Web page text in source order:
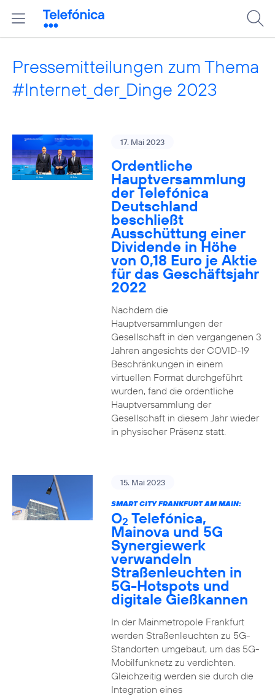
Pressemitteilungen zum Thema
#Internet_der_Dinge 2023
17. Mai 2023
Ordentliche
Hauptversammlung
der Telefónica
Deutschland
beschließt
Ausschüttung einer
Dividende in Höhe
von 0,18 Euro je Aktie
für das Geschäftsjahr
2022
Nachdem die
Hauptversammlungen der
Gesellschaft in den vergangenen 3
Jahren angesichts der COVID-19
Beschränkungen in einem
virtuellen Format durchgeführt
wurden, fand die ordentliche
Hauptversammlung der
Gesellschaft in diesem Jahr wieder
in physischer Präsenz statt.
15. Mai 2023
SMART CITY FRANKFURT AM MAIN:
O2 Telefónica,
Mainova und 5G
Synergiewerk
verwandeln
Straßenleuchten in
5G-Hotspots und
digitale Gießkannen
In der Mainmetropole Frankfurt
werden Straßenleuchten zu 5G-
Standorten umgebaut, um das 5G-
Mobilfunknetz zu verdichten.
Gleichzeitig werden sie durch die
Integration eines